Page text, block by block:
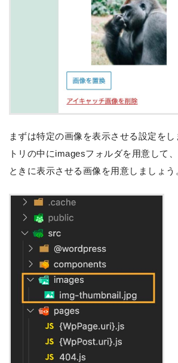
まずは特定の画像を表示させる設定を
トリの中にimagesフォルダを用意して
ときに表示させる画像を用意しましょう。